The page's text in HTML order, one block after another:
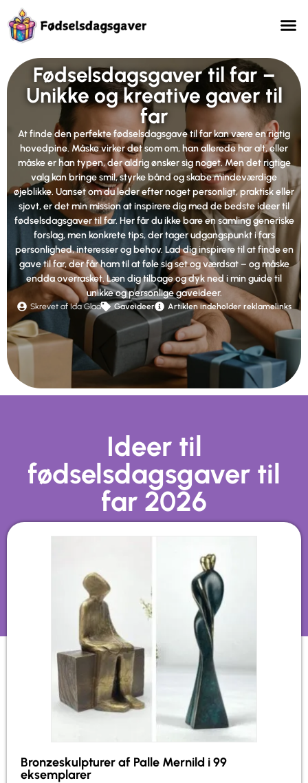
Fødselsdagsgaver til far –
Unikke og kreative gaver til
far
At finde den perfekte fødselsdagsgave til far kan være en rigtig
hovedpine. Måske virker det som om, han allerede har alt, eller
måske er han typen, der aldrig ønsker sig noget. Men det rigtige
valg kan bringe smil, styrke bånd og skabe mindeværdige
øjeblikke. Uanset om du leder efter noget personligt, praktisk eller
sjovt, er det min mission at inspirere dig med de bedste ideer til
fødselsdagsgaver til far. Her får du ikke bare en samling generiske
forslag, men konkrete tips, der tager udgangspunkt i fars
personlighed, interesser og behov. Lad dig inspirere til at finde en
gave til far, der får ham til at føle sig set og værdsat – og måske
endda overrasket. Læn dig tilbage og dyk ned i min guide til
unikke og personlige gaveideer.
Skrevet af Ida Glad Gaveideer Artiklen indeholder reklamelinks
Ideer til
fødselsdagsgaver til
far 2026
Bronzeskulpturer af Palle Mernild i 99
eksemplarer